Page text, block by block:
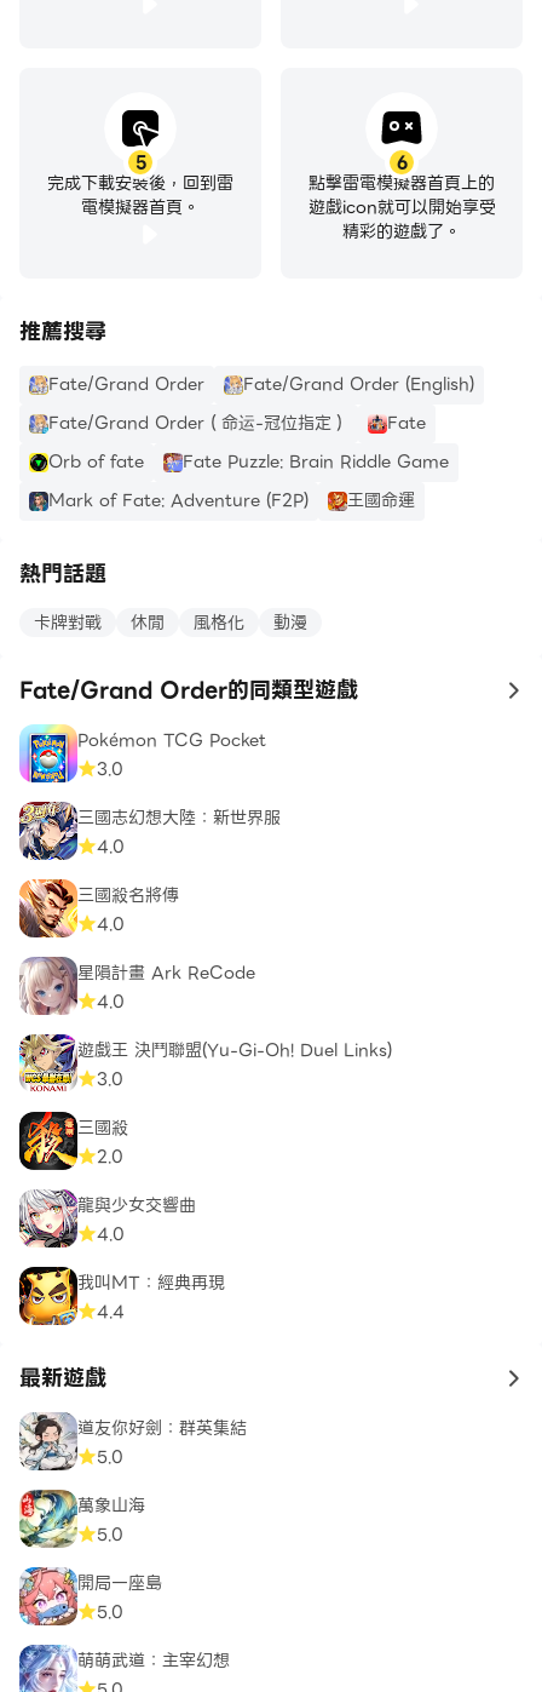
5
完成下載安裝後，回到雷
電模擬器首頁。
6
點擊雷電模擬器首頁上的
遊戲icon就可以開始享受
精彩的遊戲了。
推薦搜尋
Fate/Grand Order
Fate/Grand Order (English)
Fate/Grand Order（命运-冠位指定）
Fate
Orb of fate
Fate Puzzle: Brain Riddle Game
Mark of Fate: Adventure (F2P)
王國命運
熱門話題
卡牌對戰 休閒 風格化 動漫
Fate/Grand Order的同類型遊戲 to
Pokémon TCG Pocket
3.0
三國志幻想大陸：新世界服
4.0
三國殺名將傳
4.0
星隕計畫 Ark ReCode
4.0
遊戲王 決鬥聯盟(Yu-Gi-Oh! Duel Links)
3.0
三國殺
2.0
龍與少女交響曲
4.0
我叫MT：經典再現
4.4
最新遊戲 to
道友你好劍：群英集結
5.0
萬象山海
5.0
開局一座島
5.0
萌萌武道：主宰幻想